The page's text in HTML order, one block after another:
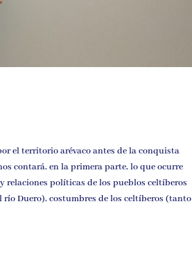
el territorio arévaco antes de la conquista
contará, en la primera parte, lo que ocurre
relaciones políticas de los pueblos celtíberos
Duero), costumbres de los celtíberos (tanto